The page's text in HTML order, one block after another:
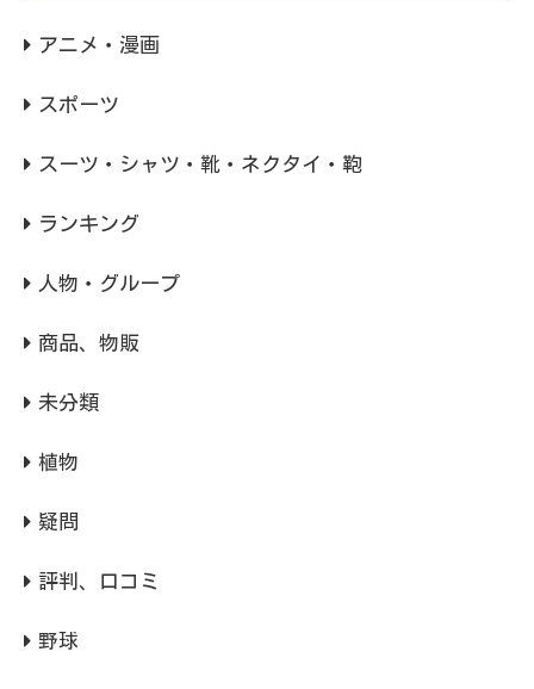
アニメ・漫画
スポーツ
スーツ・シャツ・靴・ネクタイ・鞄
ランキング
人物・グループ
商品、物販
未分類
植物
疑問
評判、口コミ
野球